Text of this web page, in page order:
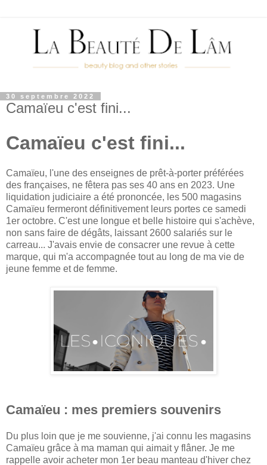
30 septembre 2022
Camaïeu c'est fini...
Camaïeu c'est fini...
Camaïeu, l'une des enseignes de prêt-à-porter préférées
des françaises, ne fêtera pas ses 40 ans en 2023. Une
liquidation judiciaire a été prononcée, les 500 magasins
Camaïeu fermeront définitivement leurs portes ce samedi
1er octobre. C'est une longue et belle histoire qui s'achève,
non sans faire de dégâts, laissant 2600 salariés sur le
carreau... J'avais envie de consacrer une revue à cette
marque, qui m'a accompagnée tout au long de ma vie de
jeune femme et de femme.
Camaïeu : mes premiers souvenirs
Du plus loin que je me souvienne, j'ai connu les magasins
Camaïeu grâce à ma maman qui aimait y flâner. Je me
rappelle avoir acheter mon 1er beau manteau d'hiver chez